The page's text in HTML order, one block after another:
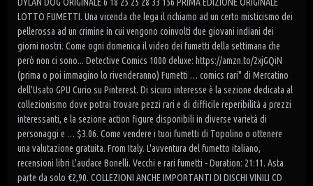
DYLAN DOG ORIGINALE 6 18 25 25 28 33 156 PRIMA EDIZIONE ORIGINALE
LOTTO FUMETTI. Una vicenda che lega il richiamo ad un certo misticismo dei
pellerossa ad un crimine in cui vengono coinvolti due giovani indiani dei
giorni nostri. Come ogni domenica il video dei fumetti della settimana che
però non ci sono... Detective Comics 1000 deluxe: https://amzn.to/2xjGQiN
(prima o poi immagino lo rivenderanno) Fumetti … comics rari" di Mercatino
dell'Usato GPU Curio su Pinterest. Di sicuro interesse è la sezione dedicata al
collezionismo dove potrai trovare pezzi rari e di difficile reperibilità a prezzi
interessanti, e la sezione action figure disponibili in diverse varietà di
personaggi e … $3.06. Come vendere i tuoi fumetti di Topolino o ottenere
una valutazione gratuita. From Italy. L'avventura del fumetto italiano,
recensioni libri L'audace Bonelli. Vecchi e rari fumetti - Duration: 21:11. Asta
parte da solo €2,90. COLLEZIONI ANCHE IMPORTANTI DI DISCHI VINILI CD